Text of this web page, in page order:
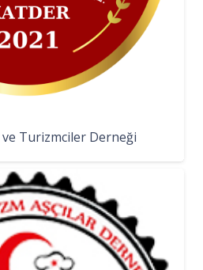
ve Turizmciler Derneği